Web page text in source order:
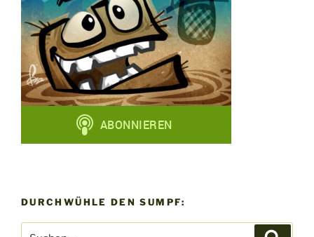
DURCHWÜHLE DEN SUMPF: